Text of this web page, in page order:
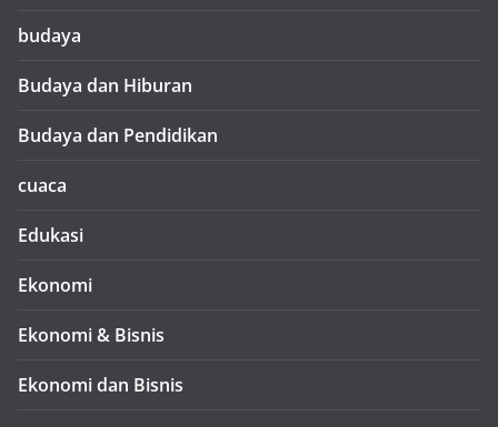
budaya
Budaya dan Hiburan
Budaya dan Pendidikan
cuaca
Edukasi
Ekonomi
Ekonomi & Bisnis
Ekonomi dan Bisnis